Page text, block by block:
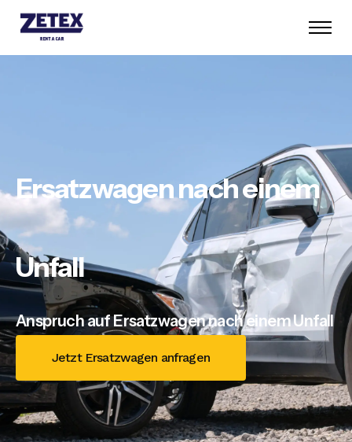
Ersatzwagen nach einem
Unfall
Anspruch auf Ersatzwagen nach einem Unfall
Jetzt Ersatzwagen anfragen